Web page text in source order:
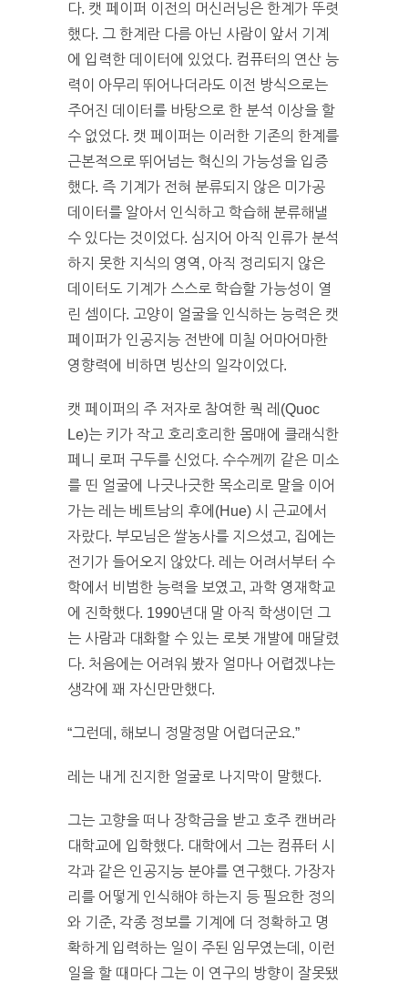
다. 캣 페이퍼 이전의 머신러닝은 한계가 뚜렷
했다. 그 한계란 다름 아닌 사람이 앞서 기계
에 입력한 데이터에 있었다. 컴퓨터의 연산 능
력이 아무리 뛰어나더라도 이전 방식으로는
주어진 데이터를 바탕으로 한 분석 이상을 할
수 없었다. 캣 페이퍼는 이러한 기존의 한계를
근본적으로 뛰어넘는 혁신의 가능성을 입증
했다. 즉 기계가 전혀 분류되지 않은 미가공
데이터를 알아서 인식하고 학습해 분류해낼
수 있다는 것이었다. 심지어 아직 인류가 분석
하지 못한 지식의 영역, 아직 정리되지 않은
데이터도 기계가 스스로 학습할 가능성이 열
린 셈이다. 고양이 얼굴을 인식하는 능력은 캣
페이퍼가 인공지능 전반에 미칠 어마어마한
영향력에 비하면 빙산의 일각이었다.
캣 페이퍼의 주 저자로 참여한 쿽 레(Quoc
Le)는 키가 작고 호리호리한 몸매에 클래식한
페니 로퍼 구두를 신었다. 수수께끼 같은 미소
를 띤 얼굴에 나긋나긋한 목소리로 말을 이어
가는 레는 베트남의 후에(Hue) 시 근교에서
자랐다. 부모님은 쌀농사를 지으셨고, 집에는
전기가 들어오지 않았다. 레는 어려서부터 수
학에서 비범한 능력을 보였고, 과학 영재학교
에 진학했다. 1990년대 말 아직 학생이던 그
는 사람과 대화할 수 있는 로봇 개발에 매달렸
다. 처음에는 어려워 봤자 얼마나 어렵겠냐는
생각에 꽤 자신만만했다.
“그런데, 해보니 정말정말 어렵더군요.”
레는 내게 진지한 얼굴로 나지막이 말했다.
그는 고향을 떠나 장학금을 받고 호주 캔버라
대학교에 입학했다. 대학에서 그는 컴퓨터 시
각과 같은 인공지능 분야를 연구했다. 가장자
리를 어떻게 인식해야 하는지 등 필요한 정의
와 기준, 각종 정보를 기계에 더 정확하고 명
확하게 입력하는 일이 주된 임무였는데, 이런
일을 할 때마다 그는 이 연구의 방향이 잘못됐